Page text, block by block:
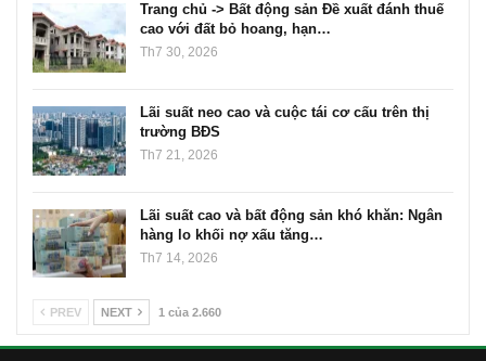
Trang chủ -> Bất động sản Đề xuất đánh thuế
cao với đất bỏ hoang, hạn…
Th7 30, 2026
Lãi suất neo cao và cuộc tái cơ cấu trên thị
trường BĐS
Th7 21, 2026
Lãi suất cao và bất động sản khó khăn: Ngân
hàng lo khối nợ xấu tăng…
Th7 14, 2026
PREV NEXT 1 của 2.660